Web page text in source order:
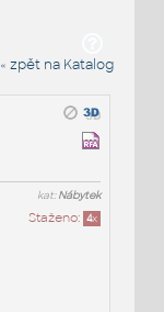
« zpět na Katalog
kat:Nábytek
Staženo: 4x